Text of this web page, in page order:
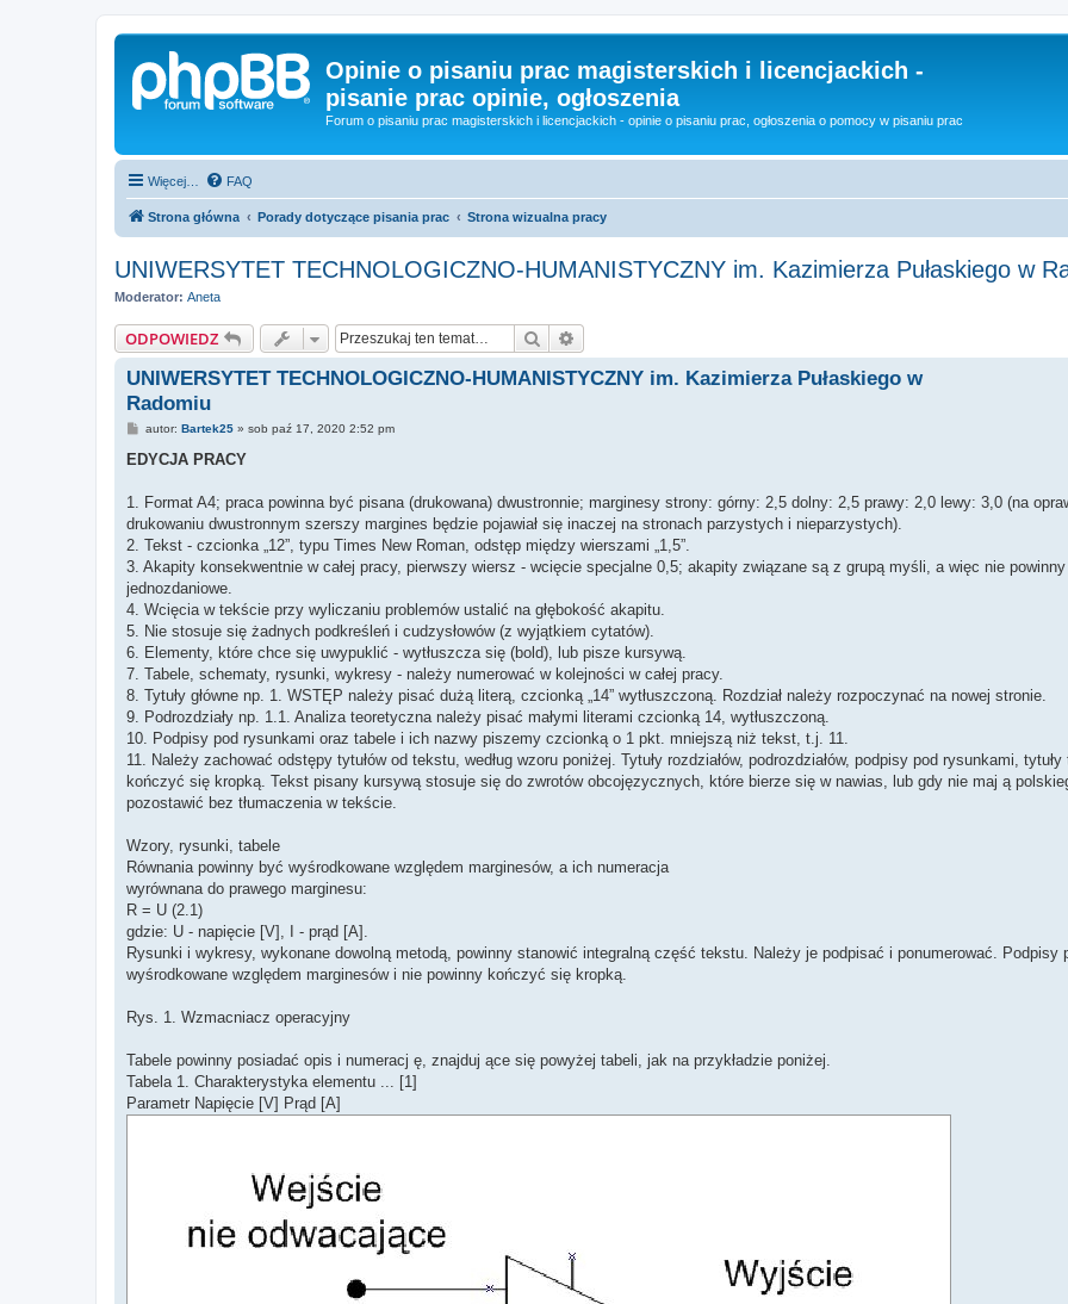
Opinie o pisaniu prac magisterskich i licencjackich -
pisanie prac opinie, ogłoszenia
Forum o pisaniu prac magisterskich i licencjackich - opinie o pisaniu prac, ogłoszenia o pomocy w pisaniu prac
Więcej… FAQ
Strona główna Porady dotyczące pisania prac Strona wizualna pracy
UNIWERSYTET TECHNOLOGICZNO-HUMANISTYCZNY im. Kazimierza Pułaskiego w
Moderator: Aneta
ODPOWIEDZ Szukaj
UNIWERSYTET TECHNOLOGICZNO-HUMANISTYCZNY im. Kazimierza Pułaskiego w
Radomiu
P
s
autor: Bartek25» sob paź 17, 2020 2:52 pm
EDYCJA PRACY
1. Format A4; praca powinna być pisana (drukowana) dwustronnie; marginesy strony: górny: 2,5 dolny: 2,5 prawy: 2,0 lewy: 3,0 (na
drukowaniu dwustronnym szerszy margines będzie pojawiał się inaczej na stronach parzystych i nieparzystych).
2. Tekst - czcionka „12”, typu Times New Roman, odstęp między wierszami „1,5”.
3. Akapity konsekwentnie w całej pracy, pierwszy wiersz - wcięcie specjalne 0,5; akapity związane są z grupą myśli, a więc nie
jednozdaniowe.
4. Wcięcia w tekście przy wyliczaniu problemów ustalić na głębokość akapitu.
5. Nie stosuje się żadnych podkreśleń i cudzysłowów (z wyjątkiem cytatów).
6. Elementy, które chce się uwypuklić - wytłuszcza się (bold), lub pisze kursywą.
7. Tabele, schematy, rysunki, wykresy - należy numerować w kolejności w całej pracy.
8. Tytuły główne np. 1. WSTĘP należy pisać dużą literą, czcionką „14” wytłuszczoną. Rozdział należy rozpoczynać na nowej stronie.
9. Podrozdziały np. 1.1. Analiza teoretyczna należy pisać małymi literami czcionką 14, wytłuszczoną.
10. Podpisy pod rysunkami oraz tabele i ich nazwy piszemy czcionką o 1 pkt. mniejszą niż tekst, t.j. 11.
11. Należy zachować odstępy tytułów od tekstu, według wzoru poniżej. Tytuły rozdziałów, podrozdziałów, podpisy pod rysunkami,
kończyć się kropką. Tekst pisany kursywą stosuje się do zwrotów obcojęzycznych, które bierze się w nawias, lub gdy nie maj ą
pozostawić bez tłumaczenia w tekście.
Wzory, rysunki, tabele
Równania powinny być wyśrodkowane względem marginesów, a ich numeracja
wyrównana do prawego marginesu:
R = U (2.1)
gdzie: U - napięcie [V], I - prąd [A].
Rysunki i wykresy, wykonane dowolną metodą, powinny stanowić integralną część tekstu. Należy je podpisać i ponumerować. Podpisy
wyśrodkowane względem marginesów i nie powinny kończyć się kropką.
Rys. 1. Wzmacniacz operacyjny
Tabele powinny posiadać opis i numeracj ę, znajduj ące się powyżej tabeli, jak na przykładzie poniżej.
Tabela 1. Charakterystyka elementu ... [1]
Parametr Napięcie [V] Prąd [A]